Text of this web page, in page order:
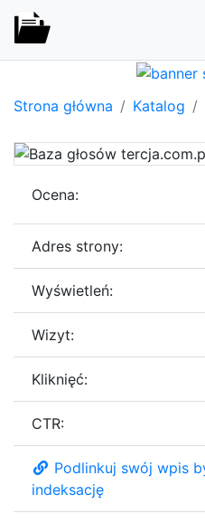
Strona główna Katalog
Ocena:
Adres strony:
Wyświetleń:
Wizyt:
Kliknięć:
CTR:
Podlinkuj swój wpis
indeksację